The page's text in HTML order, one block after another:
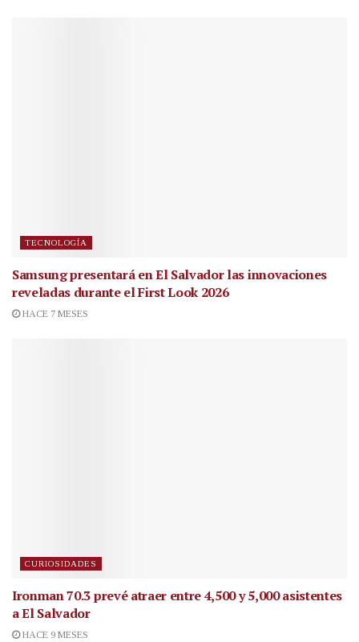
TECNOLOGÍA
Samsung presentará en El Salvador las innovaciones
reveladas durante el First Look 2026
HACE 7 MESES
CURIOSIDADES
Ironman 70.3 prevé atraer entre 4,500 y 5,000 asistentes
a El Salvador
HACE 9 MESES